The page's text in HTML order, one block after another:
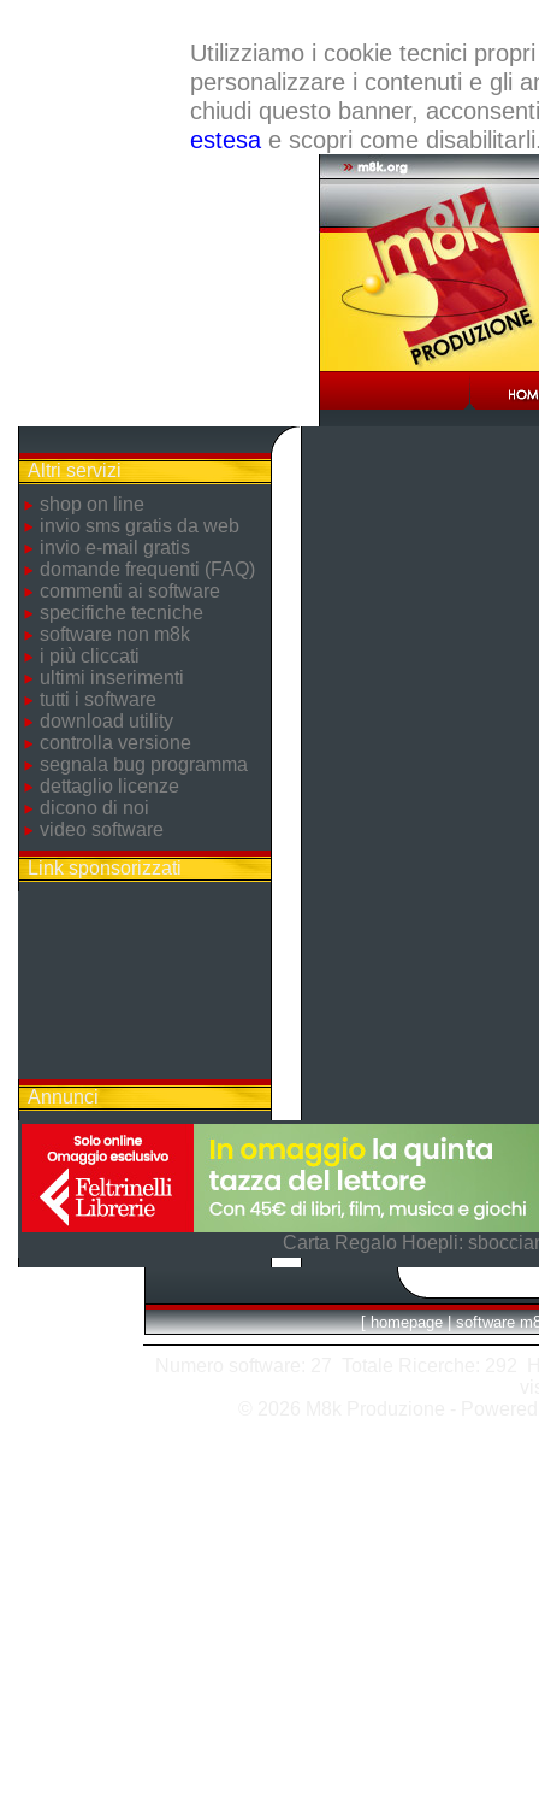
Utilizziamo i cookie tecnici
personalizzare i contenuti e gli
chiudi questo banner,
estesae scopri come
Altri servizi
shop on line
invio sms gratis da web
invio e-mail gratis
domande frequenti (FAQ)
commenti ai software
specifiche tecniche
software non m8k
i più cliccati
ultimi inserimenti
tutti i software
download utility
controlla versione
segnala bug programma
dettaglio licenze
dicono di noi
video software
Link sponsorizzati
Annunci
Carta Regalo Hoepli:
[ homepage | software